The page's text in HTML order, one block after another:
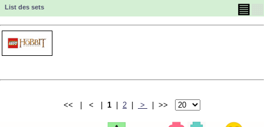
List des sets ▤
<< | < | 1 | 2 | > | >>